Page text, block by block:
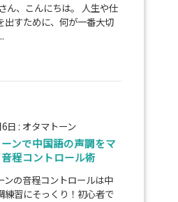
ん、こんにちは。 人生や仕
出すために、何が一番大切
日 : オタマトーン
ンで中国語の声調をマ
程コントロール術
ンの音程コントロールは中
練習にそっくり！初心者で